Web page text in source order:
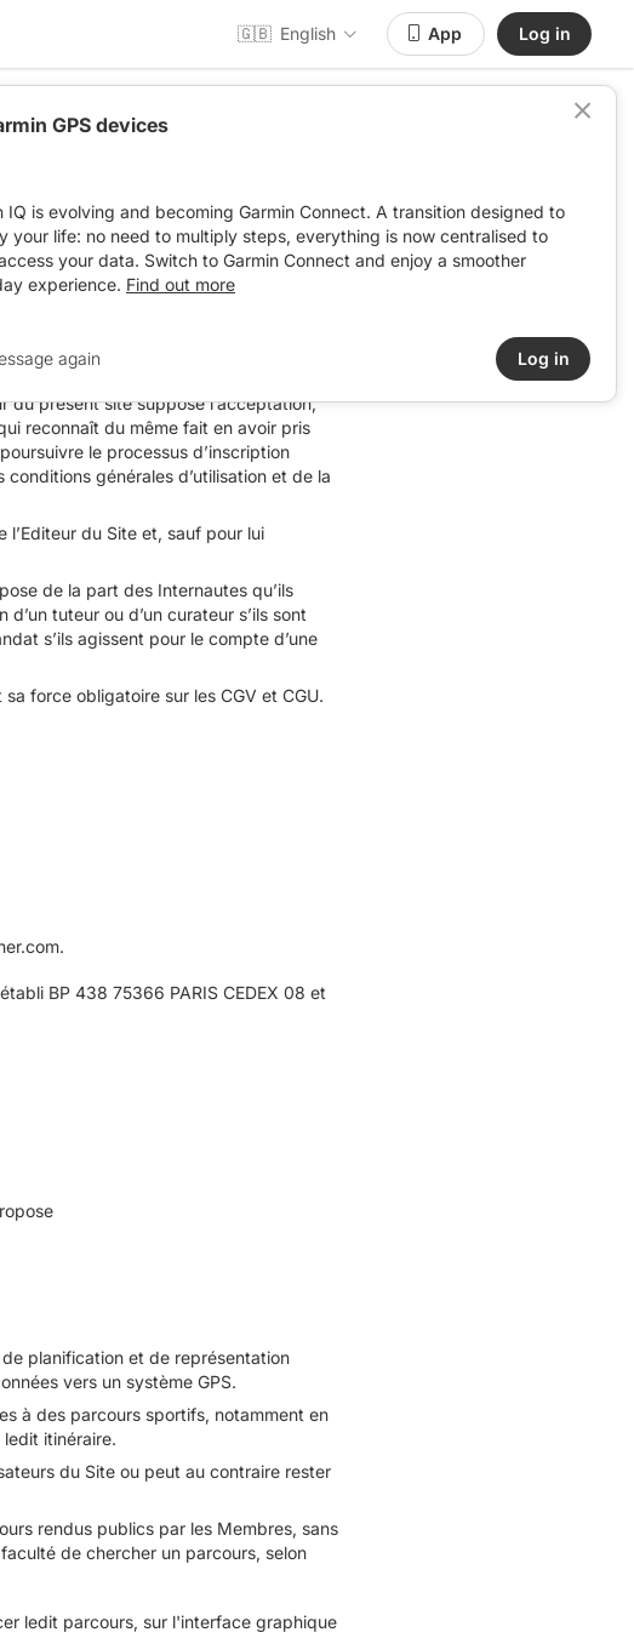
🇬🇧 English App Log in
dans lesquelles la Société
mobile, ainsi que les obligations
du présent site suppose l’acceptation,
reconnaît du même fait en avoir pris
le processus d’inscription
générales d’utilisation et de la
l’Editeur du Site et, sauf pour lui
de la part des Internautes qu’ils
tuteur ou d’un curateur s’ils sont
s’ils agissent pour le compte d’une
force obligatoire sur les CGV et CGU.
BP 438 75366 PARIS CEDEX 08 et
planification et de représentation
vers un système GPS.
à des parcours sportifs, notamment en
ledit itinéraire.
du Site ou peut au contraire rester
rendus publics par les Membres, sans
de chercher un parcours, selon
ledit parcours, sur l'interface graphique
GPS devices
IQ is evolving and becoming Garmin Connect. A transition designed to
your life: no need to multiply steps, everything is now centralised to
your data. Switch to Garmin Connect and enjoy a smoother
experience. Find out more
again Log in